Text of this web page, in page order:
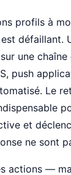
profils à
est défaillant.
une chaîne
push
Le
et
ne sont
actions —